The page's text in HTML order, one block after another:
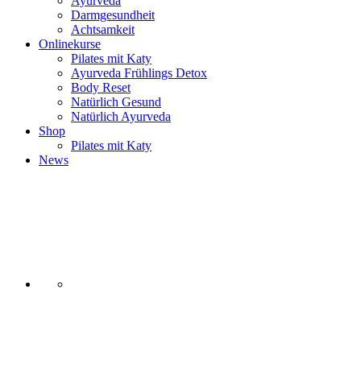
Darmgesundheit
Achtsamkeit
Onlinekurse
Pilates mit Katy
Ayurveda Frühlings Detox
Body Reset
Natürlich Gesund
Natürlich Ayurveda
Shop
Pilates mit Katy
News